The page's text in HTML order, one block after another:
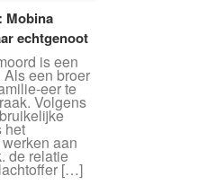
Mobina
echtgenoot
is een
Als een broer
eer te
Volgens
het
aan
de relatie
[…]